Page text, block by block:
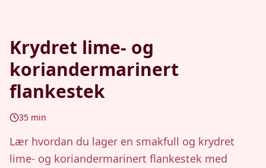
Krydret lime- og
koriandermarinert
flankestek
35 min
Lær hvordan du lager en smakfull og krydret
lime- og koriandermarinert flankestek med